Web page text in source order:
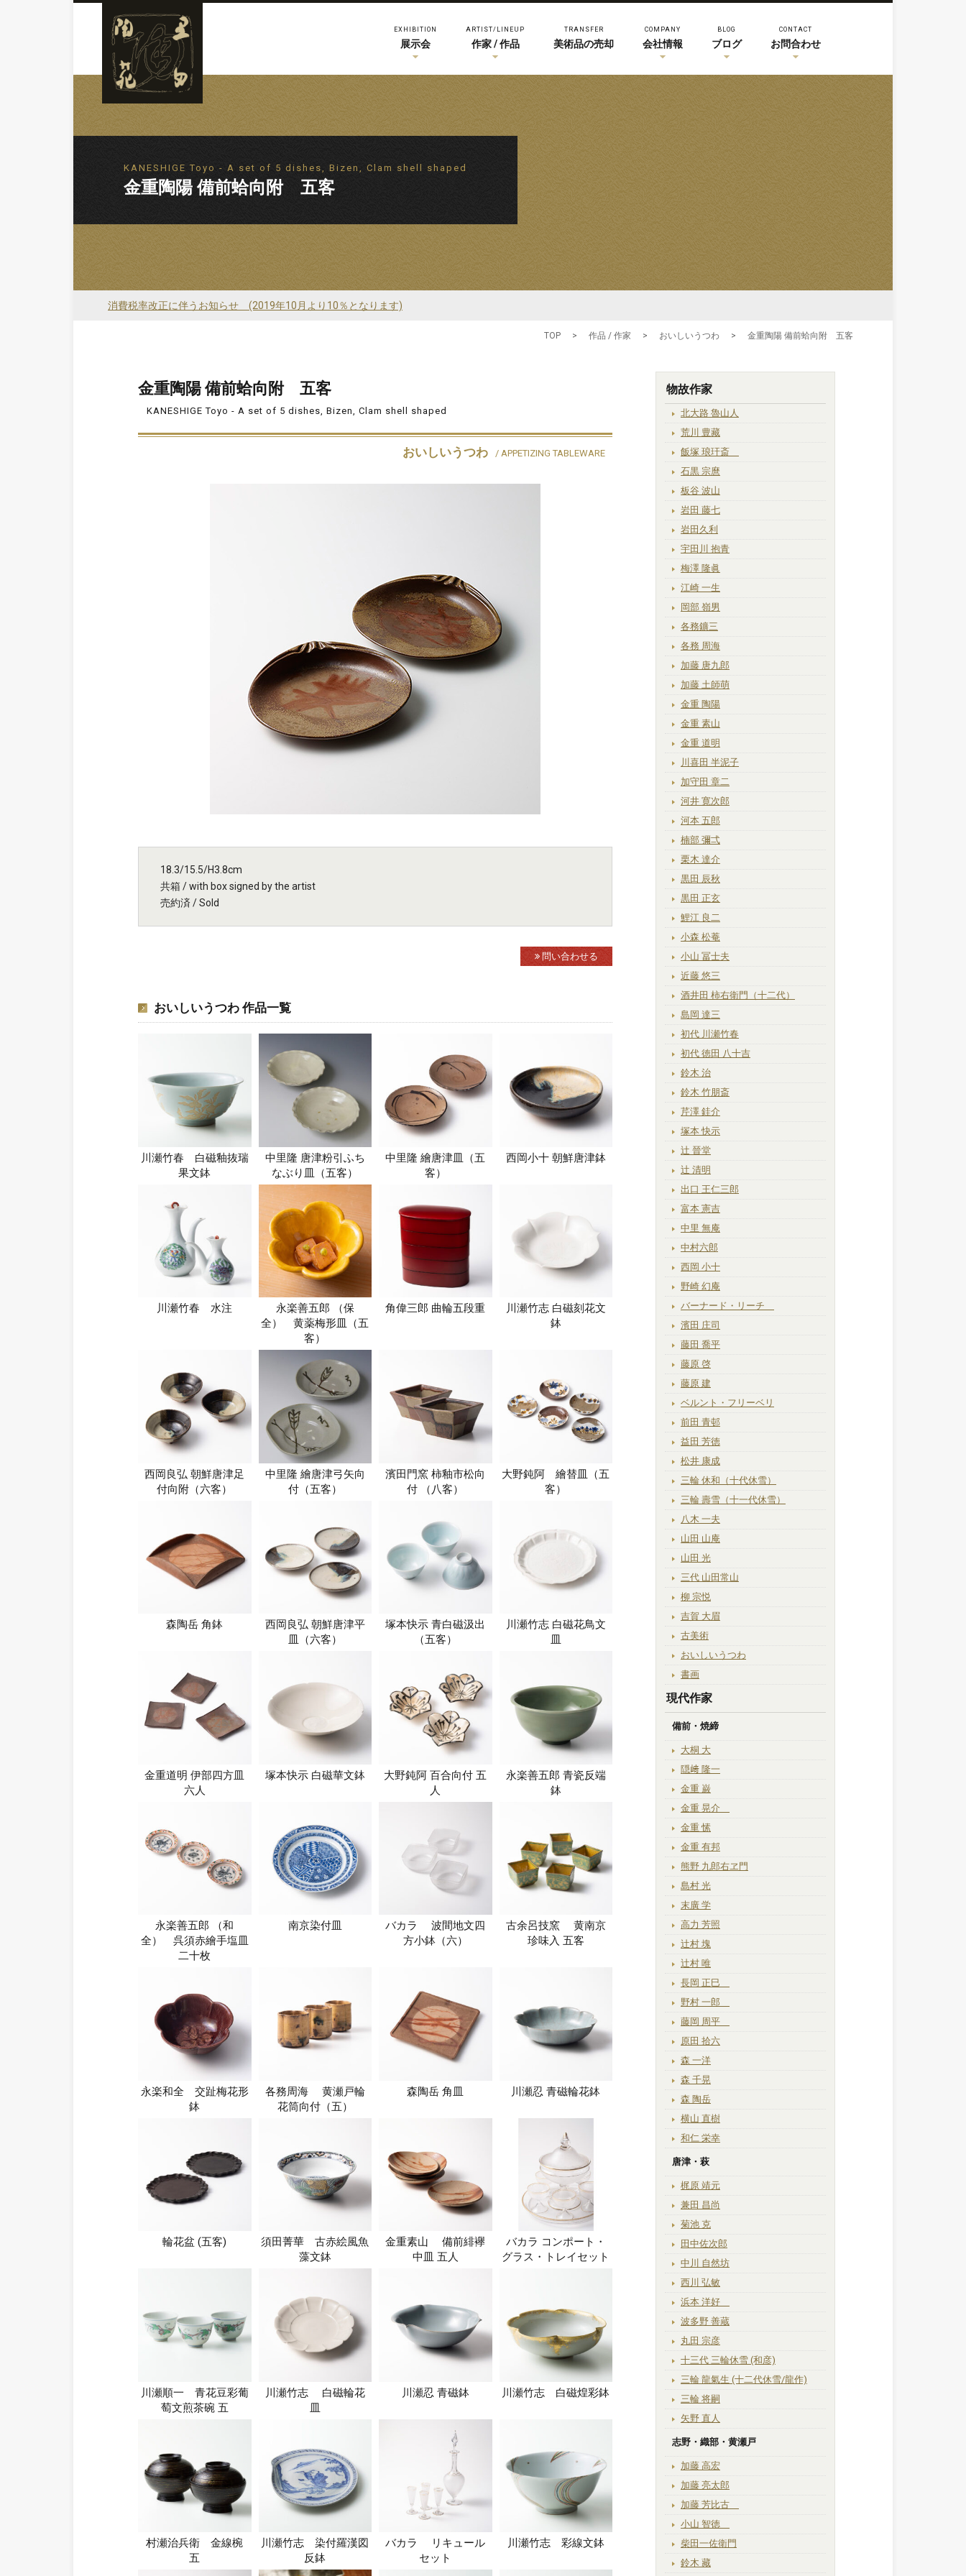
EXHIBITION
展示会
ARTIST/LINEUP
作家 / 作品
TRANSFER
美術品の売却
COMPANY
会社情報
BLOG
ブログ
CONTACT
お問合わせ
KANESHIGE Toyo - A set of 5 dishes, Bizen, Clam shell shaped
金重陶陽 備前蛤向附 五客
消費税率改正に伴うお知らせ (2019年10月より10％となります)
TOP > 作品 / 作家 > おいしいうつわ > 金重陶陽 備前蛤向附 五客
金重陶陽 備前蛤向附 五客
KANESHIGE Toyo - A set of 5 dishes, Bizen, Clam shell shaped
おいしいうつわ / APPETIZING TABLEWARE
18.3/15.5/H3.8cm
共箱 / with box signed by the artist
売約済 / Sold
問い合わせる
おいしいうつわ 作品一覧
川瀬竹春 白磁釉抜瑞
果文鉢
中里隆 唐津粉引ふち
なぶり皿（五客）
中里隆 繪唐津皿（五
客）
西岡小十 朝鮮唐津鉢
川瀬竹春 水注
永楽善五郎 （保
全） 黄薬梅形皿（五
客）
角偉三郎 曲輪五段重
川瀬竹志 白磁刻花文
鉢
西岡良弘 朝鮮唐津足
付向附（六客）
中里隆 繪唐津弓矢向
付（五客）
濱田門窯 柿釉市松向
付 （八客）
大野鈍阿 繪替皿（五
客）
森陶岳 角鉢
西岡良弘 朝鮮唐津平
皿（六客）
塚本快示 青白磁汲出
（五客）
川瀬竹志 白磁花鳥文
皿
金重道明 伊部四方皿
六人
塚本快示 白磁華文鉢
大野鈍阿 百合向付 五
人
永楽善五郎 青瓷反端
鉢
永楽善五郎 （和
全） 呉須赤繪手塩皿
二十枚
南京染付皿
バカラ 波間地文四
方小鉢（六）
古余呂技窯 黄南京
珍味入 五客
永楽和全 交趾梅花形
鉢
各務周海 黄瀬戸輪
花筒向付（五）
森陶岳 角皿 川瀬忍 青磁輪花鉢
輪花盆 (五客)
須田菁華 古赤絵風魚
藻文鉢
金重素山 備前緋襷
中皿 五人
バカラ コンポート・
グラス・トレイセット
川瀬順一 青花豆彩葡
萄文煎茶碗 五
川瀬竹志 白磁輪花
皿
川瀬忍 青磁鉢 川瀬竹志 白磁煌彩鉢
村瀬治兵衛 金線椀
五
川瀬竹志 染付羅漢図
反鉢
バカラ リキュール
セット
川瀬竹志 彩線文鉢
物故作家
北大路 魯山人
荒川 豊藏
飯塚 琅玕斎
石黒 宗麿
板谷 波山
岩田 藤七
岩田久利
宇田川 抱青
梅澤 隆眞
江崎 一生
岡部 嶺男
各務鑛三
各務 周海
加藤 唐九郎
加藤 土師萌
金重 陶陽
金重 素山
金重 道明
川喜田 半泥子
加守田 章二
河井 寛次郎
河本 五郎
楠部 彌弌
栗木 達介
黒田 辰秋
黒田 正玄
鯉江 良二
小森 松菴
小山 冨士夫
近藤 悠三
酒井田 柿右衛門（十二代）
島岡 達三
初代 川瀬竹春
初代 徳田 八十吉
鈴木 治
鈴木 竹朋斎
芹澤 銈介
塚本 快示
辻 晉堂
辻 清明
出口 王仁三郎
富本 憲吉
中里 無庵
中村六郎
西岡 小十
野崎 幻庵
バーナード・リーチ
濱田 庄司
藤田 喬平
藤原 啓
藤原 建
ベルント・フリーベリ
前田 青邨
益田 芳徳
松井 康成
三輪 休和（十代休雪）
三輪 壽雪（十一代休雪）
八木 一夫
山田 山庵
山田 光
三代 山田常山
柳 宗悦
吉賀 大眉
古美術
おいしいうつわ
書画
現代作家
備前・焼締
大桐 大
隠﨑 隆一
金重 巌
金重 晃介
金重 愫
金重 有邦
熊野 九郎右ヱ門
島村 光
末廣 学
高力 芳照
辻村 塊
辻村 唯
長岡 正巳
野村 一郎
藤岡 周平
原田 拾六
森 一洋
森 千晃
森 陶岳
横山 直樹
和仁 栄幸
唐津・萩
梶原 靖元
兼田 昌尚
菊池 克
田中佐次郎
中川 自然坊
西川 弘敏
浜本 洋好
波多野 善蔵
丸田 宗彦
十三代 三輪休雪 (和彦)
三輪 龍氣生 (十二代休雪/龍作)
三輪 将嗣
矢野 直人
志野・織部・黄瀬戸
加藤 高宏
加藤 亮太郎
加藤 芳比古
小山 智徳
柴田一佐衛門
鈴木 藏